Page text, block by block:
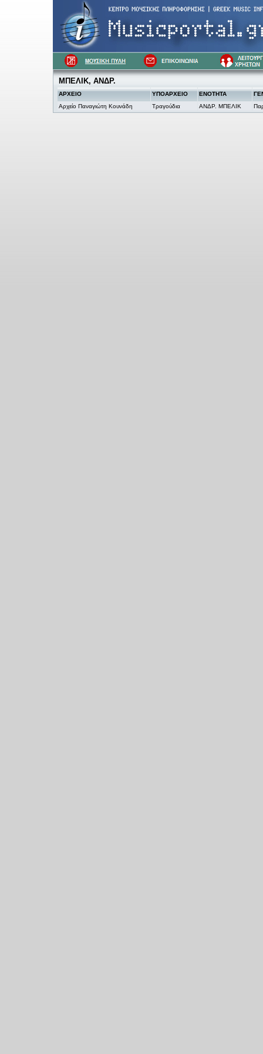
ΜΠΕΛΙΚ, ΑΝΔΡ.
ΑΡΧΕΙΟ ΥΠΟΑΡΧΕΙΟ ΕΝΟΤΗΤΑ
Αρχείο Παναγιώτη Κουνάδη
Τραγούδια ΑΝΔΡ. ΜΠΕΛΙΚ